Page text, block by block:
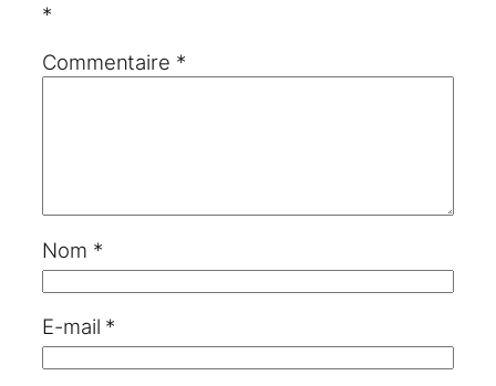
*
Commentaire *
Nom *
E-mail *